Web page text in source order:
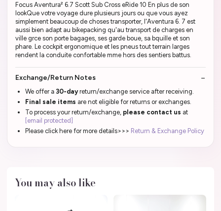
Focus Aventura² 6.7 Scott Sub Cross eRide 10 En plus de son
lookQue votre voyage dure plusieurs jours ou que vous ayez
simplement beaucoup de choses transporter, l'Aventura 6. 7 est
aussi bien adapt au bikepacking qu'au transport de charges en
ville grce son porte bagages, ses garde boue, sa bquille et son
phare. Le cockpit ergonomique et les pneus tout terrain larges
rendent la conduite confortable mme hors des sentiers battus.
Exchange/Return Notes
We offer a 30-dayreturn/exchange service after receiving.
Final sale items are not eligible for returns or exchanges.
To process your return/exchange, please contact us at
[email protected]
Please click here for more details>>> Return & Exchange Policy
You may also like